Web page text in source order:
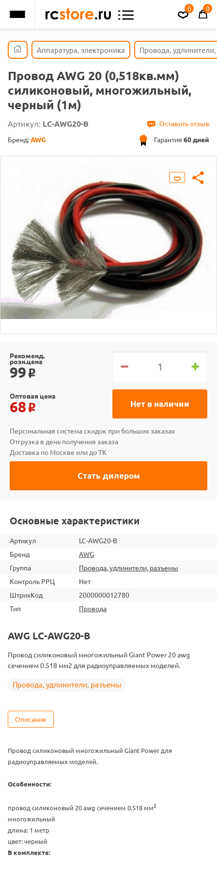
0 0
Аппаратура, электроника Провода,
Провод AWG 20 (0,518кв.мм)
силиконовый, многожильный,
черный (1м)
Артикул: LC-AWG20-B
Оставить отзыв
Гарантия 60 дней
Бренд:AWG
Рекоменд.
розн.цена
99 o
Нет в наличии
Оптовая цена
68 o
Персональная система скидок при больших заказах
Отгрузка в день получения заказа
Доставка по Москве или до ТК
Стать дилером
Основные характеристики
Артикул
LC-AWG20-B
Бренд
AWG
Группа
Провода, удлинители, разъемы
Контроль РРЦ
Нет
ШтрихКод
2000000012780
Тип
Провода
AWG LC-AWG20-B
Провод силиконовый многожильный Giant Power 20 awg
сечением 0.518 мм2 для радиоуправляемых моделей.
Провода, удлинители, разъемы
Описание
Провод силиконовый многожильный Giant Power для
радиоуправляемых моделей.
Особенности:
провод силиконовый 20 awg сечением 0.518 мм2
многожильный
длина: 1 метр
цвет: черный
В комплекте: